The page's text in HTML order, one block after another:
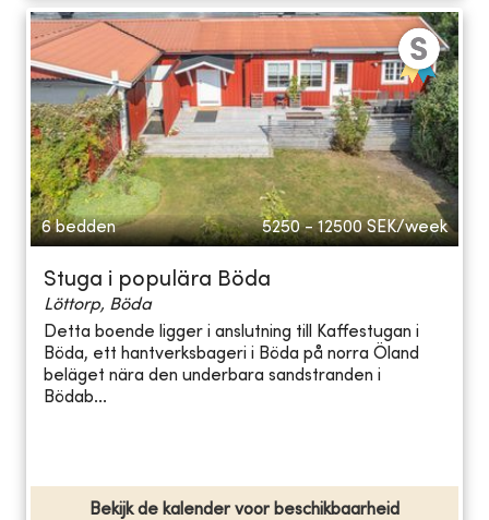
6 bedden 5250 - 12500 SEK/week
Stuga i populära Böda
Löttorp, Böda
Detta boende ligger i anslutning till Kaffestugan i
Böda, ett hantverksbageri i Böda på norra Öland
beläget nära den underbara sandstranden i
Bödab...
Bekijk de kalender voor beschikbaarheid